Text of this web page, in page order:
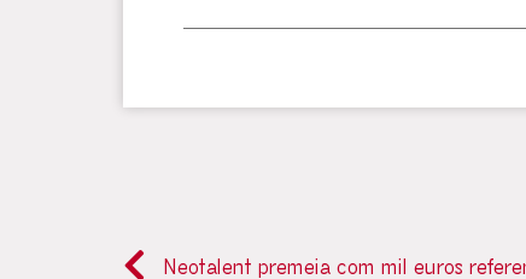
Neotalent premeia com mil euros